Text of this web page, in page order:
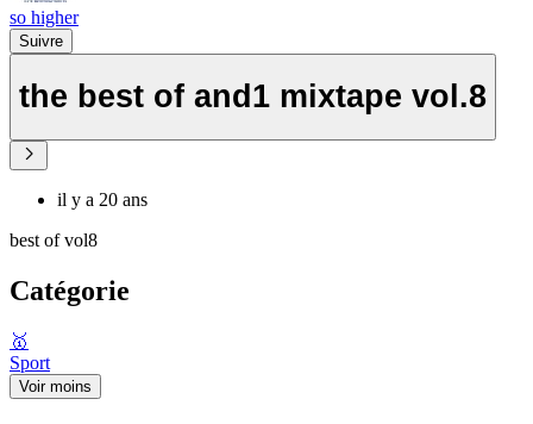
so higher
Suivre
the best of and1 mixtape vol.8
il y a 20 ans
best of vol8
Catégorie
🥇
Sport
Voir moins